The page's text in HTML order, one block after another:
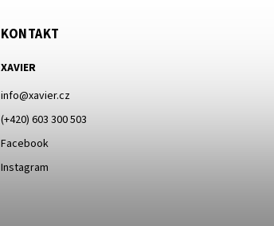
KONTAKT
XAVIER
info@xavier.cz
(+420) 603 300 503
Facebook
Instagram